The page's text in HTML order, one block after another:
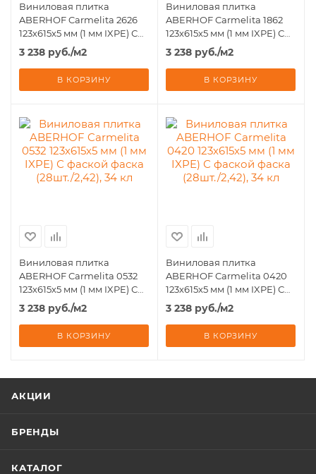
Виниловая плитка
ABERHOF Carmelita 2626
123х615х5 мм (1 мм IXPE) С
фаской фаска (28шт./2,42),
3 238 руб./м2
В КОРЗИНУ
Виниловая плитка
ABERHOF Carmelita 1862
123х615х5 мм (1 мм IXPE) С
фаской фаска (28шт./2,42),
3 238 руб./м2
В КОРЗИНУ
Виниловая плитка
ABERHOF Carmelita 0532
123х615х5 мм (1 мм IXPE) С
фаской фаска (28шт./2,42),
3 238 руб./м2
В КОРЗИНУ
Виниловая плитка
ABERHOF Carmelita 0420
123х615х5 мм (1 мм IXPE) С
фаской фаска (28шт./2,42),
3 238 руб./м2
В КОРЗИНУ
АКЦИИ
БРЕНДЫ
КАТАЛОГ